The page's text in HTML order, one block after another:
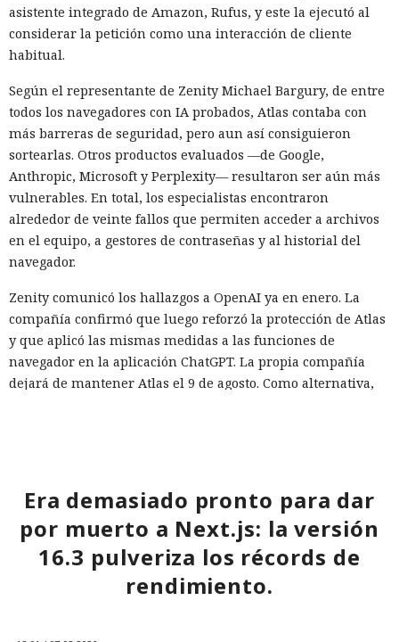
asistente integrado de Amazon, Rufus, y este la ejecutó al
considerar la petición como una interacción de cliente
habitual.
Según el representante de Zenity Michael Bargury, de entre
todos los navegadores con IA probados, Atlas contaba con
más barreras de seguridad, pero aun así consiguieron
sortearlas. Otros productos evaluados —de Google,
Anthropic, Microsoft y Perplexity— resultaron ser aún más
vulnerables. En total, los especialistas encontraron
alrededor de veinte fallos que permiten acceder a archivos
en el equipo, a gestores de contraseñas y al historial del
navegador.
Zenity comunicó los hallazgos a OpenAI ya en enero. La
compañía confirmó que luego reforzó la protección de Atlas
y que aplicó las mismas medidas a las funciones de
navegador en la aplicación ChatGPT. La propia compañía
dejará de mantener Atlas el 9 de agosto. Como alternativa,
normales, por lo que confiar únicamente en las
comprobaciones integradas de la IA no es suficiente: se
necesitan restricciones más estrictas, que no dependan del
criterio del propio modelo, sobre qué acciones y con qué
nivel de acceso puede ejecutar el navegador de forma
Inspecciones que forzarán su
Era demasiado pronto para dar
por muerto a Next.js: la versión
16.3 pulveriza los récords de
rendimiento.